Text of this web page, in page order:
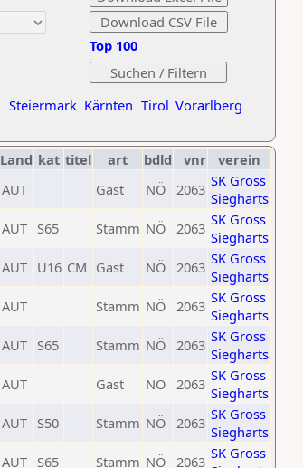
Steiermark Kärnten Tirol Vorarlberg
Top 100
Land kat titel art bdld vnr
verein
AUT Gast NÖ 2063 SK Gross
Siegharts
AUT S65 Stamm NÖ 2063 SK Gross
Siegharts
AUT U16 CM Gast NÖ 2063 SK Gross
Siegharts
AUT Stamm NÖ 2063 SK Gross
Siegharts
AUT S65 Stamm NÖ 2063 SK Gross
Siegharts
AUT Gast NÖ 2063 SK Gross
Siegharts
AUT S50 Stamm NÖ 2063 SK Gross
Siegharts
AUT S65 Stamm NÖ 2063 SK Gross